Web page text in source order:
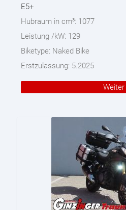
E5+
Hubraum in cm³: 1077
Leistung /kW: 129
Biketype: Naked Bike
Erstzulassung: 5.2025
Weiter